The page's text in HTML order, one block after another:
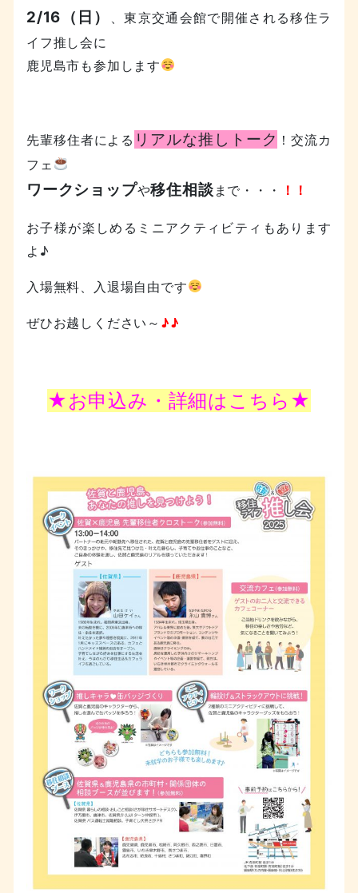
2/16（日）
、東京交通会館で開催される移住ラ
イフ推し会に
鹿児島市も参加します
先輩移住者による リアルな推しトーク ！交流カ
フェ
ワークショップや移住相談 まで・・・ ！！
お子様が楽しめるミニアクティビティもあります
よ♪
入場無料、入退場自由です
ぜひお越しください～ ♪♪
★お申込み・詳細はこちら★